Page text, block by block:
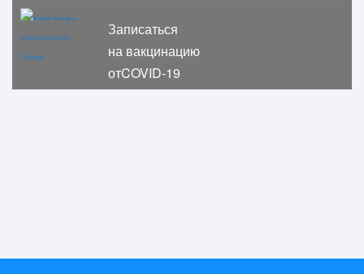
Записаться
на вакцинацию
отCOVID-19